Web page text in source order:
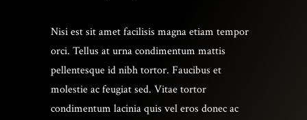
Nisi est sit amet facilisis magna etiam tempor
orci. Tellus at urna condimentum mattis
pellentesque id nibh tortor. Faucibus et
molestie ac feugiat sed. Vitae tortor
condimentum lacinia quis vel eros donec ac